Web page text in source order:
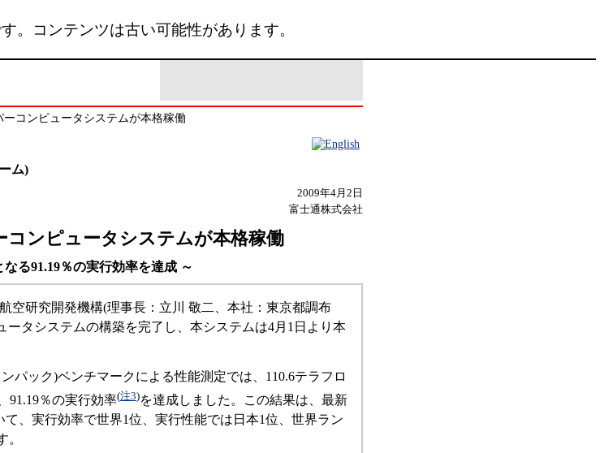
。コンテンツは古い可能性があります。
コンピュータシステムが本格稼働
ム)
2009年4月2日
富士通株式会社
コンピュータシステムが本格稼働
なる91.19％の実行効率を達成 ～
空研究開発機構(理事長：立川 敬二、本社：東京都調布
タシステムの構築を完了し、本システムは4月1日より本
パック)ベンチマークによる性能測定では、110.6テラフロ
91.19％の実行効率(注3)を達成しました。この結果は、最新
て、実行効率で世界1位、実行性能では日本1位、世界ラン
。